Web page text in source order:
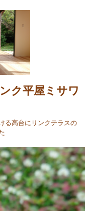
ク平屋ミサワ
る高台にリンクテラスの